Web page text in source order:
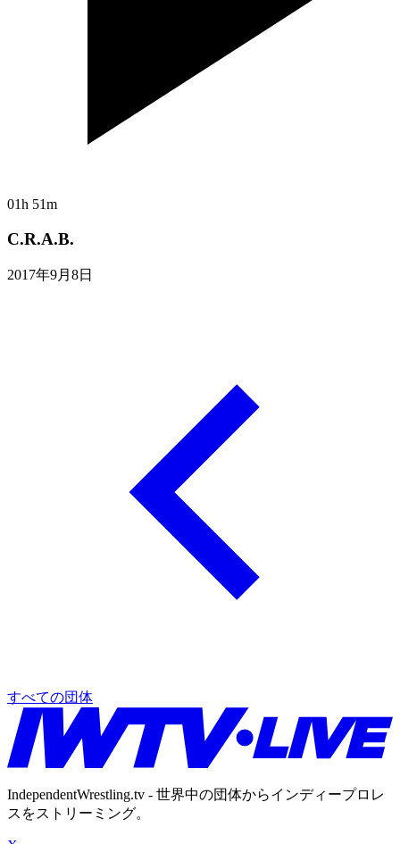
01h 51m
C.R.A.B.
2017年9月8日
すべての団体
IndependentWrestling.tv - 世界中の団体からインディープロレ
スをストリーミング。